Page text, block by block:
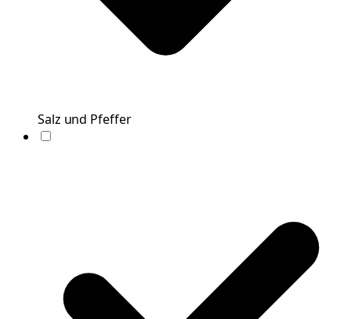
Salz und Pfeffer